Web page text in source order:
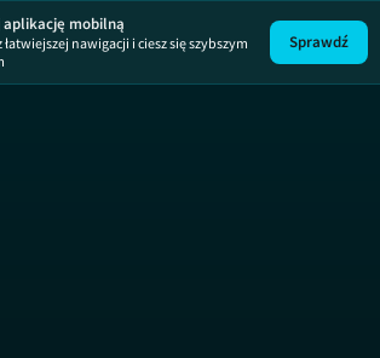
aplikację mobilną
łatwiejszej nawigacji i ciesz się szybszym
Sprawdź